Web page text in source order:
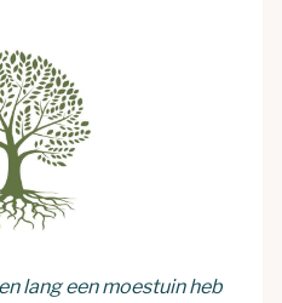
lang een moestuin heb